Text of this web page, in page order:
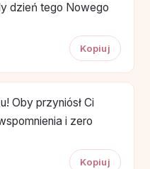
dzień tego Nowego
Kopiuj
Oby przyniósł Ci
i zero
Kopiuj